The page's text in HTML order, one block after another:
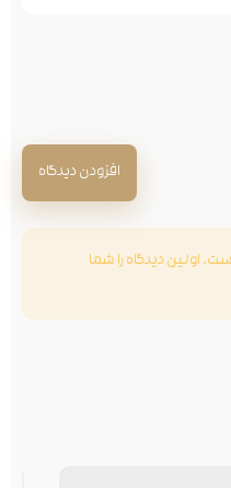
افزودن دیدگاه
اولین دیدگاه را شما